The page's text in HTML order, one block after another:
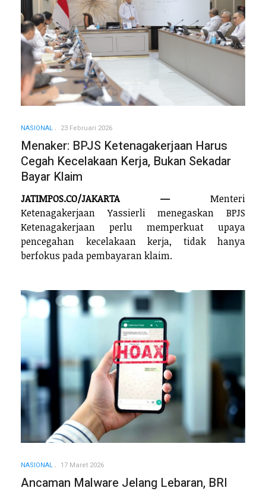
NASIONAL 23 Februari 2026
Menaker: BPJS Ketenagakerjaan Harus
Cegah Kecelakaan Kerja, Bukan Sekadar
Bayar Klaim
JATIMPOS.CO/JAKARTA —Menteri
Ketenagakerjaan Yassierli menegaskan BPJS
Ketenagakerjaan perlu memperkuat upaya
pencegahan kecelakaan kerja, tidak hanya
berfokus pada pembayaran klaim.
NASIONAL 17 Maret 2026
Ancaman Malware Jelang Lebaran, BRI